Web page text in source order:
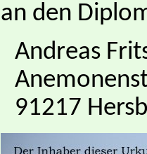
an den
Andreas
91217